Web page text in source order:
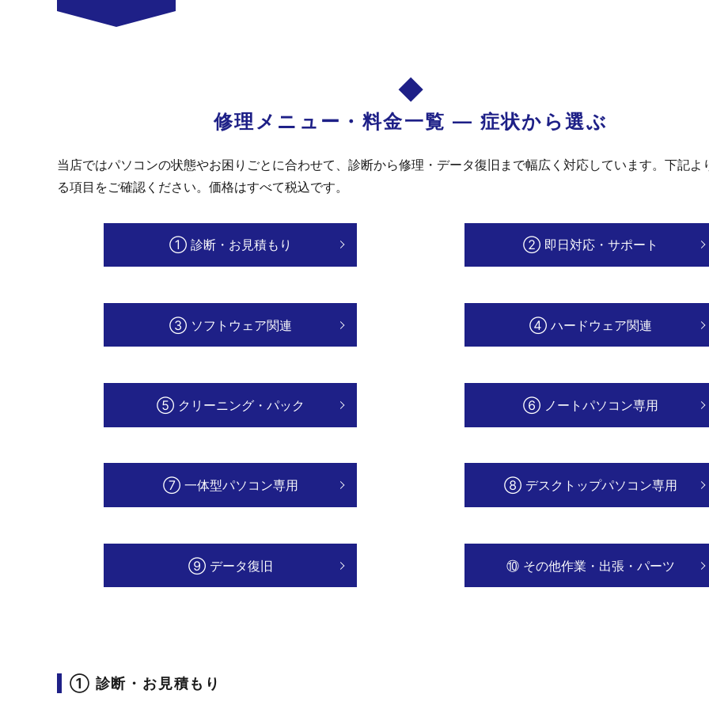
修理メニュー・料金一覧 — 症状から選ぶ
当店ではパソコンの状態やお困りごとに合わせて、診断から修理・データ復旧まで幅広く対応しています。下記よ
る項目をご確認ください。価格はすべて税込です。
① 診断・お見積もり ② 即日対応・サポート
③ ソフトウェア関連 ④ ハードウェア関連
⑤ クリーニング・パック ⑥ ノートパソコン専用
⑦ 一体型パソコン専用 ⑧ デスクトップパソコン専用
⑨ データ復旧 ⑩ その他作業・出張・パーツ
① 診断・お見積もり